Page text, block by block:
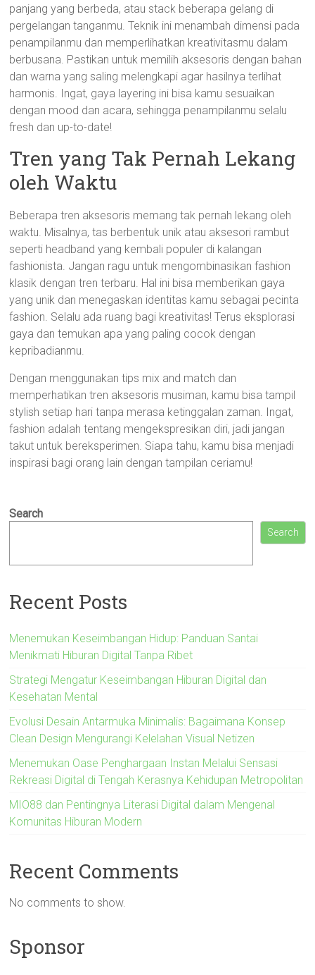
panjang yang berbeda, atau stack beberapa gelang di
pergelangan tanganmu. Teknik ini menambah dimensi pada
penampilanmu dan memperlihatkan kreativitasmu dalam
berbusana. Pastikan untuk memilih aksesoris dengan bahan
dan warna yang saling melengkapi agar hasilnya terlihat
harmonis. Ingat, gaya layering ini bisa kamu sesuaikan
dengan mood dan acara, sehingga penampilanmu selalu
fresh dan up-to-date!
Tren yang Tak Pernah Lekang
oleh Waktu
Beberapa tren aksesoris memang tak pernah lekang oleh
waktu. Misalnya, tas berbentuk unik atau aksesori rambut
seperti headband yang kembali populer di kalangan
fashionista. Jangan ragu untuk mengombinasikan fashion
klasik dengan tren terbaru. Hal ini bisa memberikan gaya
yang unik dan menegaskan identitas kamu sebagai pecinta
fashion. Selalu ada ruang bagi kreativitas! Terus eksplorasi
gaya dan temukan apa yang paling cocok dengan
kepribadianmu.
Dengan menggunakan tips mix and match dan
memperhatikan tren aksesoris musiman, kamu bisa tampil
stylish setiap hari tanpa merasa ketinggalan zaman. Ingat,
fashion adalah tentang mengekspresikan diri, jadi jangan
takut untuk bereksperimen. Siapa tahu, kamu bisa menjadi
inspirasi bagi orang lain dengan tampilan ceriamu!
Search
Search
Recent Posts
Menemukan Keseimbangan Hidup: Panduan Santai
Menikmati Hiburan Digital Tanpa Ribet
Strategi Mengatur Keseimbangan Hiburan Digital dan
Kesehatan Mental
Evolusi Desain Antarmuka Minimalis: Bagaimana Konsep
Clean Design Mengurangi Kelelahan Visual Netizen
Menemukan Oase Penghargaan Instan Melalui Sensasi
Rekreasi Digital di Tengah Kerasnya Kehidupan Metropolitan
MIO88 dan Pentingnya Literasi Digital dalam Mengenal
Komunitas Hiburan Modern
Recent Comments
No comments to show.
Sponsor